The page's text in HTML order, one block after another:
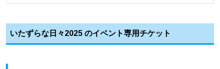
いたずらな日々2025 のイベント専用チケット